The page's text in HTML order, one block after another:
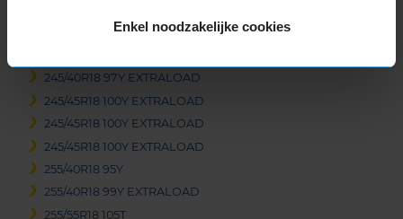
Enkel noodzakelijke cookies
245/40R18 93Y
245/40R18 97Y EXTRALOAD
245/45R18 100Y EXTRALOAD
245/45R18 100Y EXTRALOAD
245/45R18 100Y EXTRALOAD
255/40R18 95Y
255/40R18 99Y EXTRALOAD
255/55R18 105T